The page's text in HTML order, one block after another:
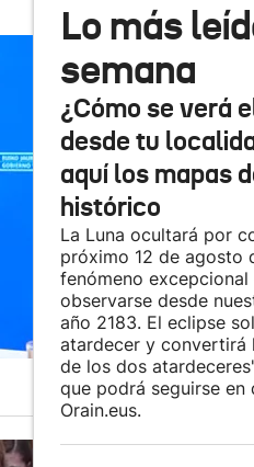
Lo más
semana
¿Cómo se verá
desde tu
aquí los mapas
histórico
La Luna ocultará por
próximo 12 de agosto
fenómeno
observarse desde
año 2183. El eclipse
atardecer y convertirá
de los dos
que podrá seguirse
Orain.eus.